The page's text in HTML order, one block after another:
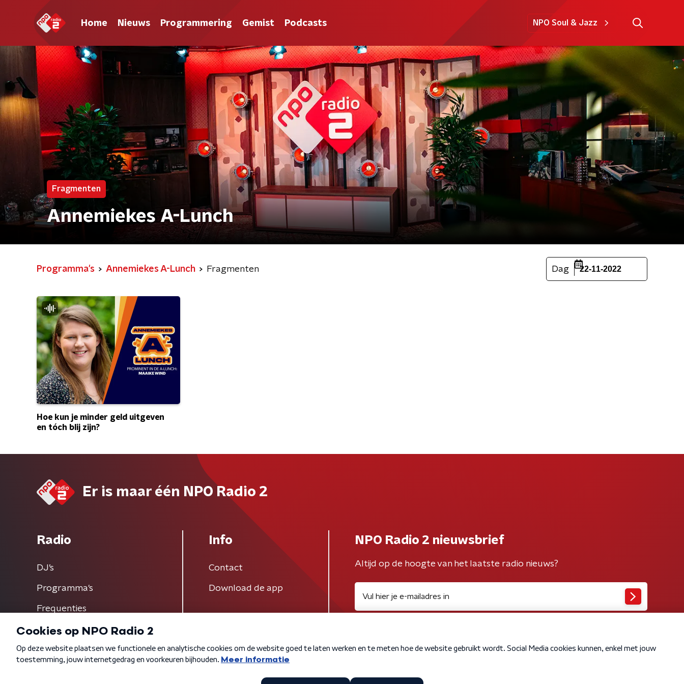
Home Nieuws Programmering Gemist Podcasts NPO Soul & Jazz
Fragmenten
Annemiekes A-Lunch
Programma's Annemiekes A-Lunch Fragmenten Dag 22-11-2022
Hoe kun je minder geld uitgeven
en tóch blij zijn?
Er is maar één NPO Radio 2
Radio
DJ’s
Programma's
Frequenties
Info
Contact
Download de app
NPO Radio 2 nieuwsbrief
Altijd op de hoogte van het laatste radio nieuws?
Algemene voorwaarden Privacybeleid